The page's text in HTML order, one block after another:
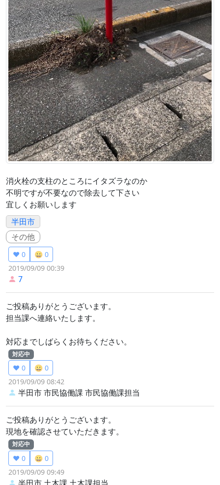
消火栓の支柱のところにイタズラなのか
不明ですが不要なので除去して下さい
宜しくお願いします
半田市
その他
❤️ 0
😀 0
2019/09/09 00:39
7
ご投稿ありがとうございます。
担当課へ連絡いたします。
対応までしばらくお待ちください。
対応中
❤️ 0
😀 0
2019/09/09 08:42
半田市 市民協働課 市民協働課担当
ご投稿ありがとうございます。
現地を確認させていただきます。
対応中
❤️ 0
😀 0
2019/09/09 09:49
半田市 土木課 土木課担当